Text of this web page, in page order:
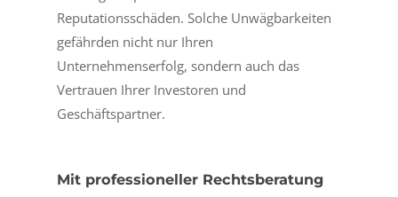
Reputationsschäden. Solche Unwägbarkeiten
gefährden nicht nur Ihren
Unternehmenserfolg, sondern auch das
Vertrauen Ihrer Investoren und
Geschäftspartner.
Mit professioneller Rechtsberatung